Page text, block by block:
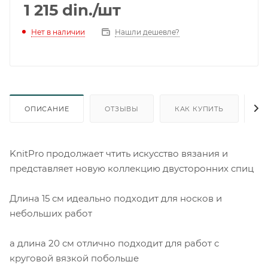
1 215 din./шт
Нет в наличии Нашли дешевле?
ОПИСАНИЕ ОТЗЫВЫ КАК КУПИТЬ
KnitPro продолжает чтить искусство вязания и
представляет новую коллекцию двусторонних спиц
Длина 15 см идеально подходит для носков и
небольших работ
а длина 20 см отлично подходит для работ с
круговой вязкой побольше